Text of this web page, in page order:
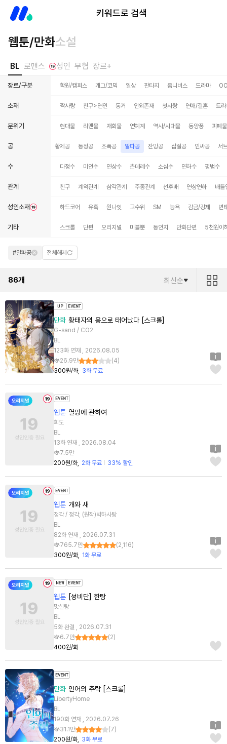
키워드로 검색
웹툰/만화소설
BL 로맨스 성인 무협 장르+
장르/구분 학원/캠퍼스 개그/코믹 일상 판타지 옴니버스 드라마
소재 짝사랑 친구>연인 동거 인외존재 첫사랑 연애/결혼 트
분위기 현대물 리맨물 재회물 연예계 역사/시대물 동양풍 피폐물
공
변태공 황제공 동정공 조폭공 알파공 잔망공 삽질공 인싸공 서
수 다정수 미인수 연상수 츤데레수 소심수 연하수 평범수
관계 친구 계약관계 삼각관계 주종관계 선후배 연상연하 배틀
성인소재 하드코어 유혹 원나잇 고수위 SM 능욕 감금/강제 변
기타 스크롤 단편 오리지널 미블뿐 동인지 만화단편 5천원이
#알파공 전체해제
86개 최신순
만화 황태자의 용으로 태어났다 [스크롤]
G-sand / CO2
BL
123화 연재 , 2026.08.05
26.9만
(4)
300원/화
3화 무료
웹툰 열망에 관하여
희도
BL
13화 연재 , 2026.08.04
7.5만
200원/화
2화 무료 33% 할인
웹툰 개와 새
정각 / 정각, (원작)박하사탕
BL
82화 연재 , 2026.07.31
765.7만
(2,116)
300원/화
1화 무료
웹툰 [성비단] 한탕
맛설탕
BL
5화 완결 , 2026.07.31
6.7만
(2)
400원/화
만화 인어의 추락 [스크롤]
LibertyHome
BL
190화 연재 , 2026.07.26
31.1만
(7)
200원/화
3화 무료